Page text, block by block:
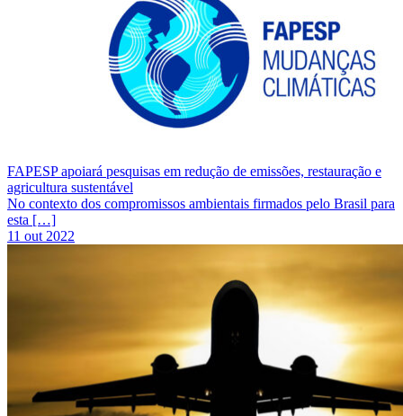
FAPESP apoiará pesquisas em redução de emissões, restauração e
agricultura sustentável
No contexto dos compromissos ambientais firmados pelo Brasil para
esta […]
11 out 2022